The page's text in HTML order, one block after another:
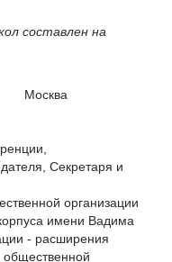
составлен на
г.
Секретаря и
организации
имени Вадима
- расширения
общественной